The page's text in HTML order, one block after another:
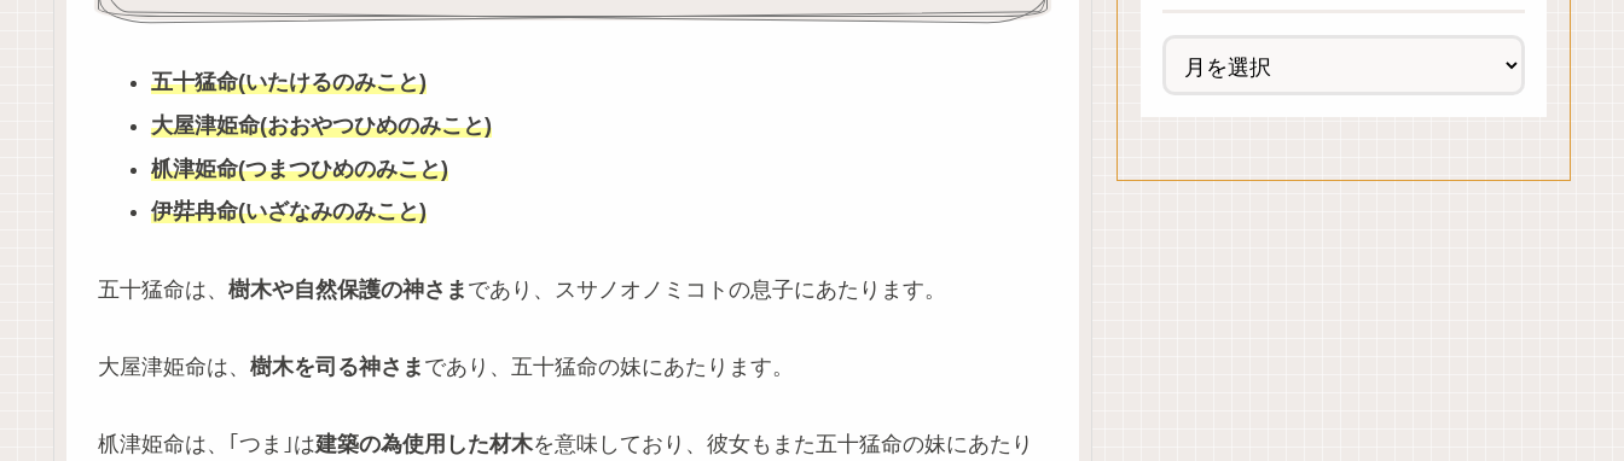
五十猛命(いたけるのみこと)
大屋津姫命(おおやつひめのみこと)
枛津姫命(つまつひめのみこと)
伊弉冉命(いざなみのみこと)
五十猛命は、 樹木や自然保護の神さま であり、スサノオノミコトの息子にあたります。
大屋津姫命は、 樹木を司る神さま であり、五十猛命の妹にあたります。
枛津姫命は、｢つま｣は建築の為使用した材木を意味しており、彼女もまた五十猛命の妹にあたり